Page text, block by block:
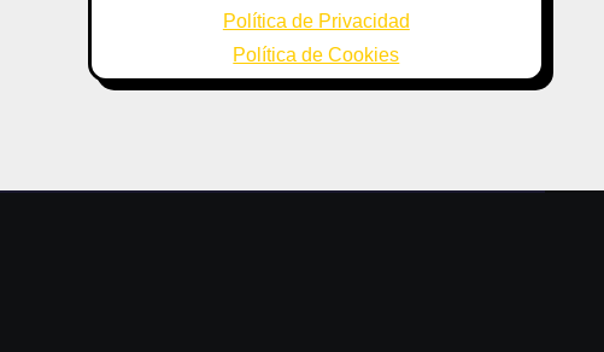
Política de Privacidad
Política de Cookies